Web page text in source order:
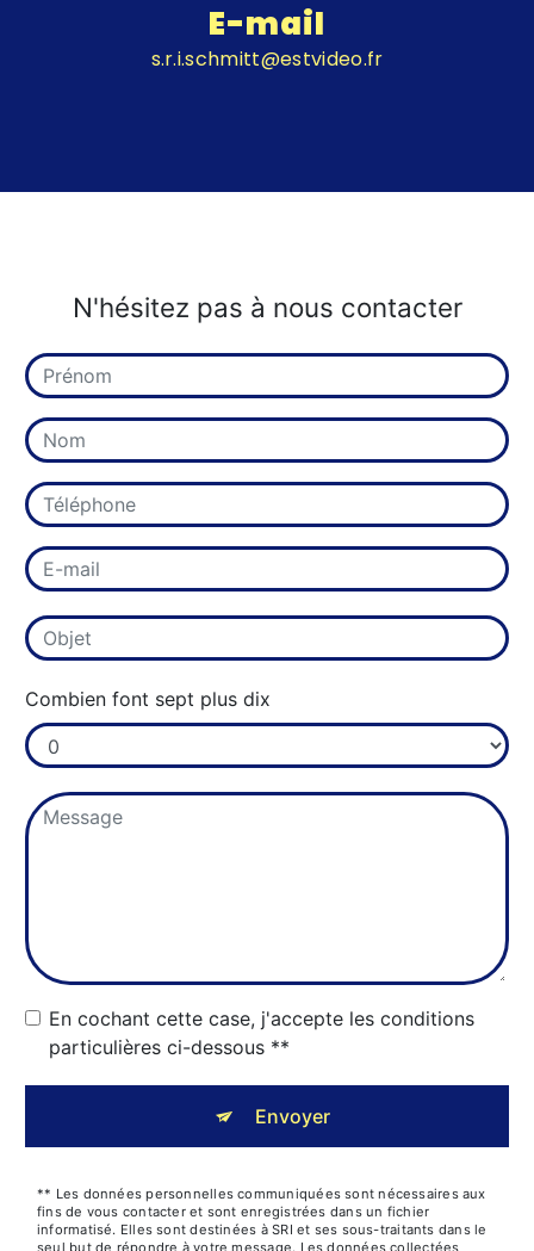
E-mail
s.r.i.schmitt@estvideo.fr
N'hésitez pas à nous contacter
Combien font sept plus dix
En cochant cette case, j'accepte les conditions
particulières ci-dessous **
Envoyer
** Les données personnelles communiquées sont nécessaires aux
fins de vous contacter et sont enregistrées dans un fichier
informatisé. Elles sont destinées à SRI et ses sous-traitants dans le